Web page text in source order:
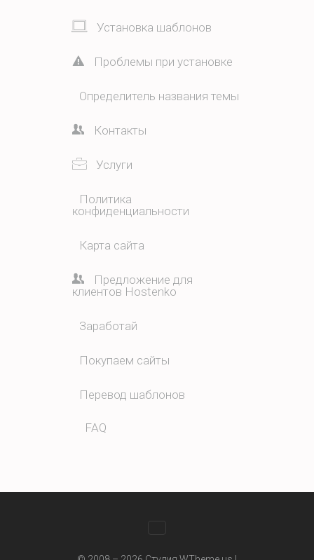
Установка шаблонов
Проблемы при установке
Определитель названия темы
Контакты
Услуги
Политика
конфиденциальности
Карта сайта
Предложение для
клиентов Hostenko
Заработай
Покупаем сайты
Перевод шаблонов
FAQ